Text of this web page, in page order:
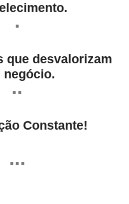
.
que desvalorizam
negócio.
..
Constante!
...